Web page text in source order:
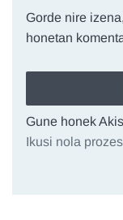
Gorde nire
honetan
Gune honek
Ikusi nola